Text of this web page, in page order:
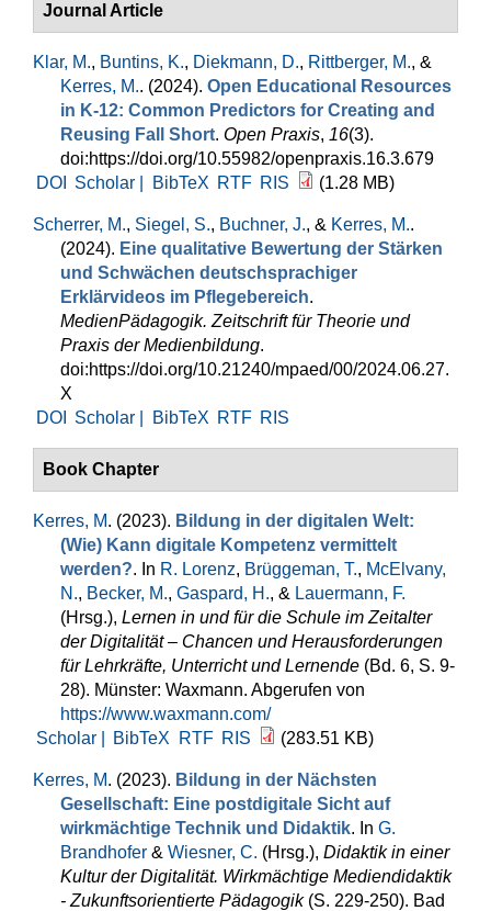
Journal Article
Klar, M., Buntins, K., Diekmann, D., Rittberger, M., &
Kerres, M.. (2024). Open Educational Resources
in K-12: Common Predictors for Creating and
Reusing Fall Short. Open Praxis, 16(3).
doi:https://doi.org/10.55982/openpraxis.16.3.679
DOI
Scholar | BibTeX RTF RIS (1.28 MB)
Scherrer, M., Siegel, S., Buchner, J., & Kerres, M..
(2024). Eine qualitative Bewertung der Stärken
und Schwächen deutschsprachiger
Erklärvideos im Pflegebereich.
MedienPädagogik. Zeitschrift für Theorie und
Praxis der Medienbildung.
doi:https://doi.org/10.21240/mpaed/00/2024.06.27.
X
DOI
Scholar | BibTeX RTF RIS
Book Chapter
Kerres, M. (2023). Bildung in der digitalen Welt:
(Wie) Kann digitale Kompetenz vermittelt
werden?. In R. Lorenz, Brüggeman, T., McElvany,
N., Becker, M., Gaspard, H., & Lauermann, F.
(Hrsg.), Lernen in und für die Schule im Zeitalter
der Digitalität – Chancen und Herausforderungen
für Lehrkräfte, Unterricht und Lernende (Bd. 6, S. 9-
28). Münster: Waxmann. Abgerufen von
https://www.waxmann.com/
Scholar |
BibTeX RTF RIS (283.51 KB)
Kerres, M. (2023). Bildung in der Nächsten
Gesellschaft: Eine postdigitale Sicht auf
wirkmächtige Technik und Didaktik. In G.
Brandhofer & Wiesner, C. (Hrsg.), Didaktik in einer
Kultur der Digitalität. Wirkmächtige Mediendidaktik
- Zukunftsorientierte Pädagogik(S. 229-250). Bad